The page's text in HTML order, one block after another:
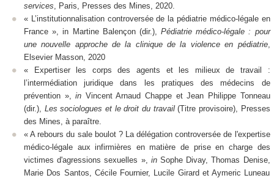
services , Paris, Presses des Mines, 2020.
« L’institutionnalisation controversée de la pédiatrie médico-légale en
France », in Martine Balençon (dir.), Pédiatrie médico-légale : pour
une nouvelle approche de la clinique de la violence en pédiatrie,
Elsevier Masson, 2020
« Expertiser les corps des agents et les milieux de travail :
l’intermédiation juridique dans les pratiques des médecins de
prévention »,in Vincent Arnaud Chappe et Jean Philippe Tonneau
(dir.), Les sociologues et le droit du travail(Titre provisoire), Presses
des Mines, à paraître.
« A rebours du sale boulot ? La délégation controversée de l'expertise
médico-légale aux infirmières en matière de prise en charge des
victimes d'agressions sexuelles », inSophe Divay, Thomas Denise,
Marie Dos Santos, Cécile Fournier, Lucile Girard et Aymeric Luneau